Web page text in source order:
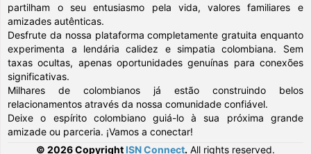
partilham o seu entusiasmo pela vida, valores familiares e
amizades autênticas.
Desfrute da nossa plataforma completamente gratuita enquanto
experimenta a lendária calidez e simpatia colombiana. Sem
taxas ocultas, apenas oportunidades genuínas para conexões
significativas.
Milhares de colombianos já estão construindo belos
relacionamentos através da nossa comunidade confiável.
Deixe o espírito colombiano guiá-lo à sua próxima grande
amizade ou parceria. ¡Vamos a conectar!
© 2026 Copyright ISN Connect. All rights reserved.